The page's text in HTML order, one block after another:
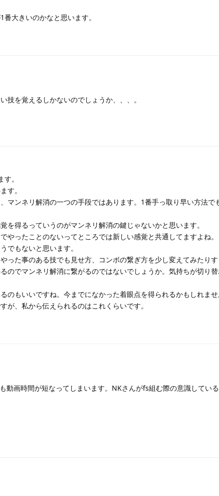
大きいのかなと思います。
技を覚えるしかないのでしょうか、、、。
。
す。
マンネリ解消の一つの手段ではあります。1番手っ取り早い方法で
を得るっていうのがマンネリ解消の鍵じゃないかと思います。
やったことのないってところでは新しい感覚と共通してますよね。
でもないと思います。
った事のある技でも見せ方、コンボの繋ぎ方を少し変えてみたり
のでマンネリ解消に繋がるのではないでしょうか。気持ちが切り
のもいいですね。今までになかった着眼点を得られるかもしれませ
が、私から伝えられるのはこれくらいです。
動画時間が短なってしまいます。NKさんがfs組む際の意識してい